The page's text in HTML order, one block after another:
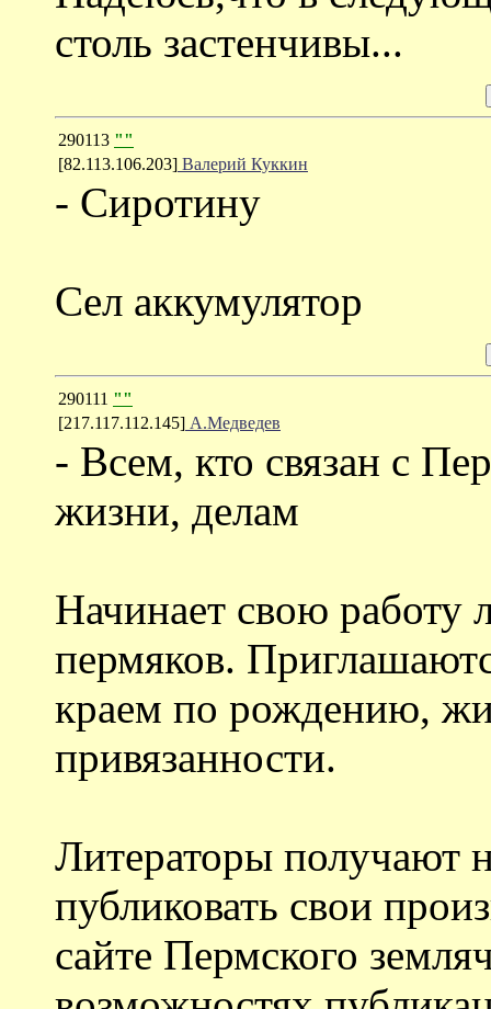
столь застенчивы...
290113 ""
[82.113.106.203] Валерий Куккин
- Сиротину
Сел аккумулятор
290111 ""
[217.117.112.145] А.Медведев
- Всем, кто связан с
жизни, делам
Начинает свою работу
пермяков.
краем по рождению,
привязанности.
Литераторы получают
публиковать свои
сайте Пермского